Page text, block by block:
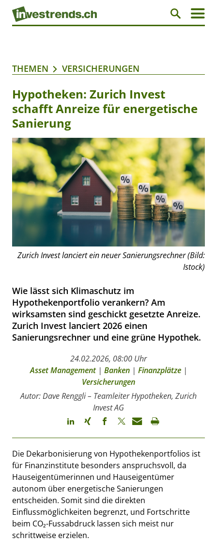
THEMEN VERSICHERUNGEN
Hypotheken: Zurich Invest
schafft Anreize für energetische
Sanierung
Zurich Invest lanciert ein neuer Sanierungsrechner (Bild:
Istock)
Wie lässt sich Klimaschutz im
Hypothekenportfolio verankern? Am
wirksamsten sind geschickt gesetzte Anreize.
Zurich Invest lanciert 2026 einen
Sanierungsrechner und eine grüne Hypothek.
24.02.2026, 08:00 Uhr
Asset Management| Banken| Finanzplätze|
Versicherungen
Autor: Dave Renggli – Teamleiter Hypotheken, Zurich
Invest AG
Die Dekarbonisierung von Hypothekenportfolios ist
für Finanzinstitute besonders anspruchsvoll, da
Hauseigentümerinnen und Hauseigentümer
autonom über energetische Sanierungen
entscheiden. Somit sind die direkten
Einflussmöglichkeiten begrenzt, und Fortschritte
beim CO₂-Fussabdruck lassen sich meist nur
schrittweise erzielen.